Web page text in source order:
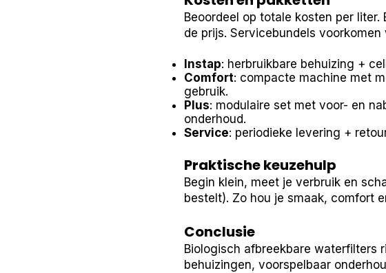
Beoordeel op totale kosten per
de prijs. Servicebundels voorkomen
Instap: herbruikbare behuizing +
Comfort: compacte machine met
gebruik.
Plus: modulaire set met voor- en
onderhoud.
Service: periodieke levering +
Praktische keuzehulp
Begin klein, meet je verbruik en
bestelt). Zo hou je smaak, comfort
Conclusie
Biologisch afbreekbare waterfilters
behuizingen, voorspelbaar